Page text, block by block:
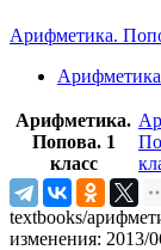
Арифметика.
Арифметика.
Попова. 1
класс
textbooks/
изменения: 2013/